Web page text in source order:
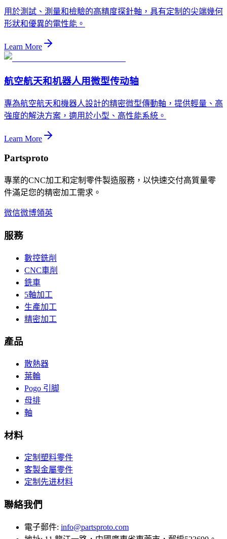
用於測試、測量和檢驗的高精度探針軸，具有定制的尖端幾何
形狀和優異的電性能。
Learn More
航空航天和机器人用微型传动轴
專為航空航天和機器人設計的精密微型傳動軸，提供輕量、高
強度的解決方案，適用於小型、高性能系統。
Learn More
Partsproto
專業的CNC加工和定制零件製造服務，以快速交付高質量零
件滿足您的精密加工需求。
微信微博領英
服務
數控銑削
CNC車削
銑車
5軸加工
生產加工
精密加工
產品
散熱器
葉輪
Pogo 引脚
母排
軸
材料
定制塑料零件
客製金屬零件
定制先进材料
聯絡我們
電子郵件: info@partsproto.com